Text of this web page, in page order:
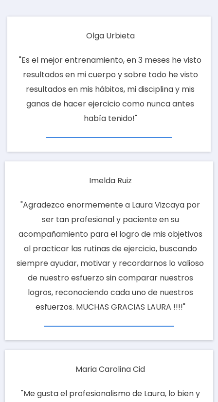
Olga Urbieta
"Es el mejor entrenamiento, en 3 meses he visto
resultados en mi cuerpo y sobre todo he visto
resultados en mis hábitos, mi disciplina y mis
ganas de hacer ejercicio como nunca antes
había tenido!"
Imelda Ruiz
"Agradezco enormemente a Laura Vizcaya por
ser tan profesional y paciente en su
acompañamiento para el logro de mis objetivos
al practicar las rutinas de ejercicio, buscando
siempre ayudar, motivar y recordarnos lo valioso
de nuestro esfuerzo sin comparar nuestros
logros, reconociendo cada uno de nuestros
esfuerzos. MUCHAS GRACIAS LAURA !!!!"
Maria Carolina Cid
"Me gusta el profesionalismo de Laura, lo bien y